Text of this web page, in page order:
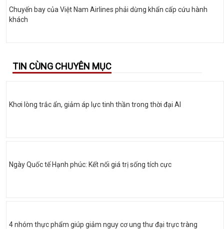
Chuyến bay của Việt Nam Airlines phải dừng khẩn cấp cứu hành
khách
TIN CÙNG CHUYÊN MỤC
Khơi lòng trắc ẩn, giảm áp lực tinh thần trong thời đại AI
Ngày Quốc tế Hạnh phúc: Kết nối giá trị sống tích cực
4 nhóm thực phẩm giúp giảm nguy cơ ung thư đại trực tràng